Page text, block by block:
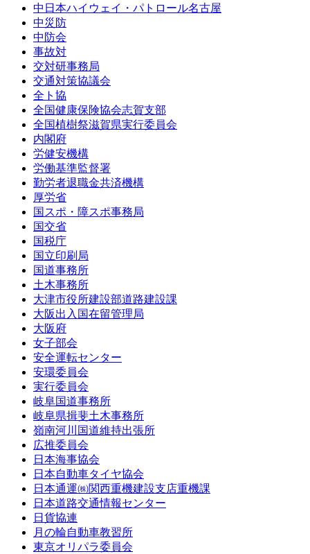
中日本ハイウェイ・パトロール名古屋
中災防
中防会
事故対
交対研事務局
交通対策協議会
全ト協
全国健康保険協会志賀支部
全国植樹祭滋賀県実行委員会
内閣府
労健安機構
労働基準監督署
勤労者退職金共済機構
厚労省
国スポ・障スポ事務局
国交省
国税庁
国立印刷局
国道事務所
土木事務所
大津市役所建設部道路建設課
大阪出入国在留管理局
大阪府
女子部会
安全運転センター
安環委員会
実行委員会
岐阜国道事務所
岐阜県揖斐土木事務所
嶺南河川国道維持出張所
広推委員会
日本海事協会
日本自動車タイヤ協会
日本通運㈱関西重機建設支店重機課
日本道路交通情報センター
日貨協連
月の輪自動車教習所
東京オリパラ委員会